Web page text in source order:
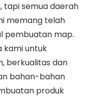
tapi semua daerah
memang telah
pembuatan map.
kami untuk
berkualitas dan
bahan-bahan
produk